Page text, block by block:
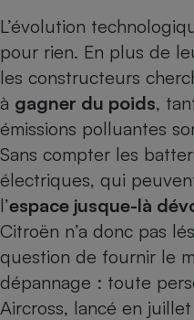
L’évolution
pour rien. En plus de
les constructeurs
à gagner du poids,
émissions polluantes
Sans compter les
électriques, qui
l’espace jusque-là
Citroën n’a donc pas
question de fournir le
dépannage : toute
Aircross, lancé en